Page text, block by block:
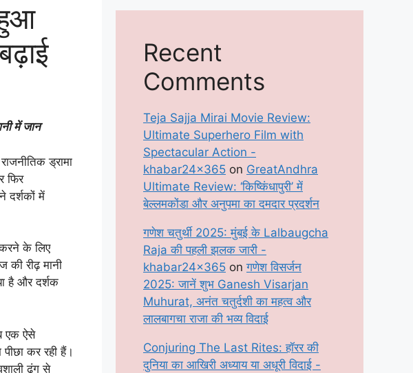
में जान
ड्रामा
फिर
दर्शकों में
के लिए
की रीढ़ मानी
है और दर्शक
एक ऐसे
कर रही हैं।
ढंग से
Recent
Comments
Teja Sajja Mirai Movie Review:
Ultimate Superhero Film with
Spectacular Action -
khabar24x365 on GreatAndhra
Ultimate Review: ‘किष्किंधापुरी’ में
बेल्लमकोंडा और अनुपमा का दमदार प्रदर्शन
गणेश चतुर्थी 2025: मुंबई के Lalbaugcha
Raja की पहली झलक जारी -
khabar24x365 onगणेश विसर्जन
2025: जानें शुभ Ganesh Visarjan
Muhurat, अनंत चतुर्दशी का महत्व और
लालबागचा राजा की भव्य विदाई
Conjuring The Last Rites: हॉरर की
दुनिया का आखिरी अध्याय या अधूरी विदाई -